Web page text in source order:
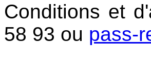
Conditions et
58 93 ou pass-